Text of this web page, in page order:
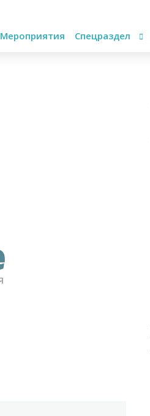
Мероприятия Спецраздел